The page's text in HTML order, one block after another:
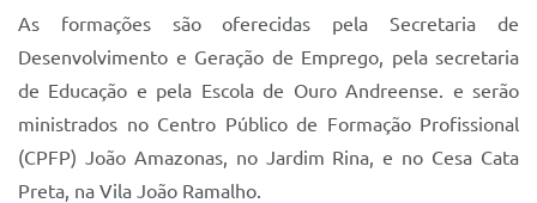
Sistema Colab
Autarquias
As formações são oferecidas pela Secretaria de
Desenvolvimento e Geração de Emprego, pela secretaria
de Educação e pela Escola de Ouro Andreense. e serão
ministrados no Centro Público de Formação Profissional
(CPFP) João Amazonas, no Jardim Rina, e no Cesa Cata
Preta, na Vila João Ramalho.